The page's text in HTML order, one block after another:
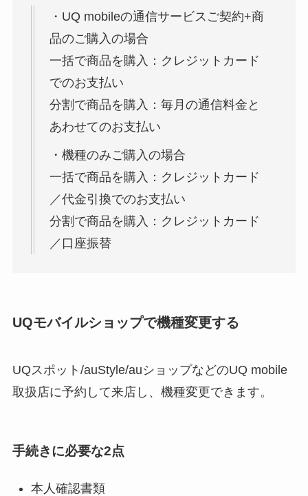
・UQ mobileの通信サービスご契約+商
品のご購入の場合
一括で商品を購入：クレジットカード
でのお支払い
分割で商品を購入：毎月の通信料金と
あわせてのお支払い
・機種のみご購入の場合
一括で商品を購入：クレジットカード
／代金引換でのお支払い
分割で商品を購入：クレジットカード
／口座振替
UQモバイルショップで機種変更する
UQスポット/auStyle/auショップなどのUQ mobile
取扱店に予約して来店し、機種変更できます。
手続きに必要な2点
本人確認書類